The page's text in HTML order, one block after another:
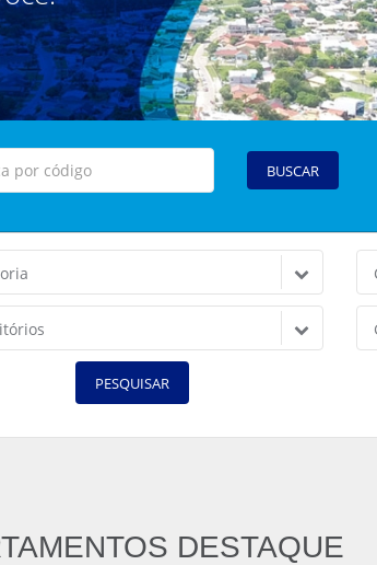
BUSCAR
PESQUISAR
DESTAQUE